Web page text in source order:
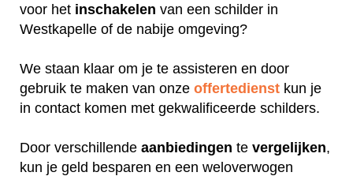
voor het inschakelen van een schilder in
Westkapelle of de nabije omgeving?
We staan klaar om je te assisteren en door
gebruik te maken van onze offertedienst kun je
in contact komen met gekwalificeerde schilders.
Door verschillende aanbiedingen te vergelijken,
kun je geld besparen en een weloverwogen